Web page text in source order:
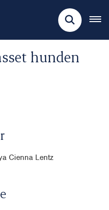
hunden
Cienna Lentz